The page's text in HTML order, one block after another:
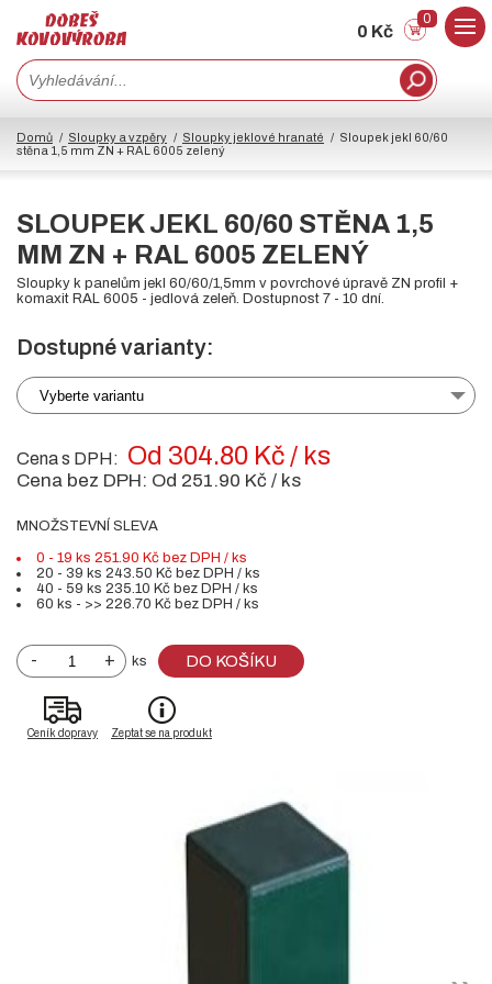
0 Kč
0
Domů Sloupky a vzpěry Sloupky jeklové hranaté
Sloupek jekl 60/60
stěna 1,5 mm ZN + RAL 6005 zelený
SLOUPEK JEKL 60/60 STĚNA 1,5
MM ZN + RAL 6005 ZELENÝ
Sloupky k panelům jekl 60/60/1,5mm v povrchové úpravě ZN profil +
komaxit RAL 6005 - jedlová zeleň. Dostupnost 7 - 10 dní.
Dostupné varianty:
Vyberte variantu
Cena s DPH: Od 304.80 Kč / ks
Cena bez DPH: Od 251.90 Kč / ks
MNOŽSTEVNÍ SLEVA
0 - 19 ks 251.90 Kč bez DPH / ks
20 - 39 ks 243.50 Kč bez DPH / ks
40 - 59 ks 235.10 Kč bez DPH / ks
60 ks - >> 226.70 Kč bez DPH / ks
- + ks DO KOŠÍKU
Ceník dopravy Zeptat se na produkt